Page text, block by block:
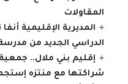
المقاولات
المديرية الإقليمية
الدراسي الجديد من مدرسة
إقليم بني ملال..
شراكتها مع منتزه